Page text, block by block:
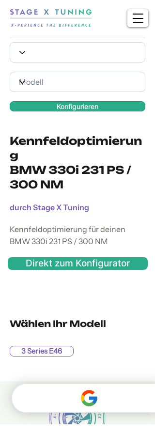
Konfigurieren
Kennfeldoptimierun
g
BMW 330i 231 PS /
300 NM
durch Stage X Tuning
Kennfeldoptimierung für deinen
BMW 330i 231 PS / 300 NM
Direkt zum Konfigurator
Wählen Ihr Modell
3 Series E46